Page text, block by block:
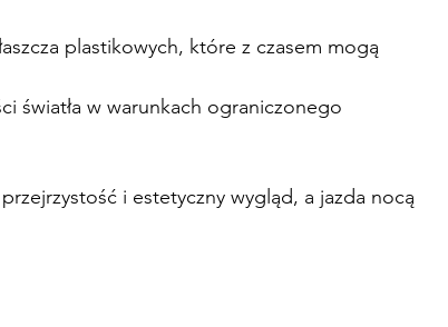
plastikowych, które z czasem mogą
światła w warunkach ograniczonego
i estetyczny wygląd, a jazda nocą